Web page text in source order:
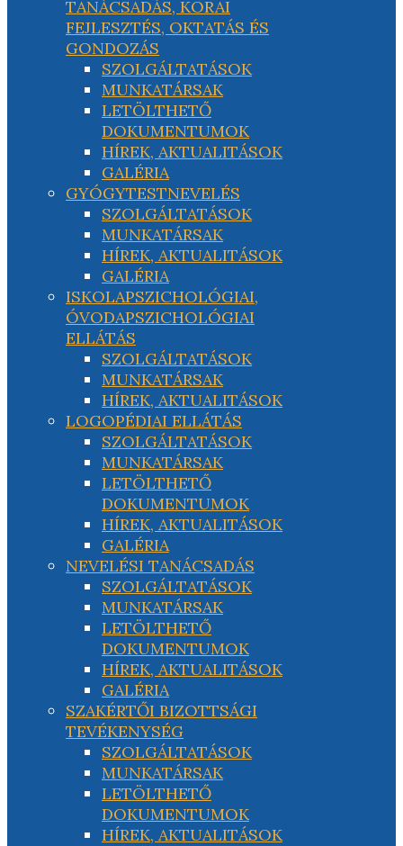
TANÁCSADÁS, KORAI
FEJLESZTÉS, OKTATÁS ÉS
GONDOZÁS
SZOLGÁLTATÁSOK
MUNKATÁRSAK
LETÖLTHETŐ
DOKUMENTUMOK
HÍREK, AKTUALITÁSOK
GALÉRIA
GYÓGYTESTNEVELÉS
SZOLGÁLTATÁSOK
MUNKATÁRSAK
HÍREK, AKTUALITÁSOK
GALÉRIA
ISKOLAPSZICHOLÓGIAI,
ÓVODAPSZICHOLÓGIAI
ELLÁTÁS
SZOLGÁLTATÁSOK
MUNKATÁRSAK
HÍREK, AKTUALITÁSOK
LOGOPÉDIAI ELLÁTÁS
SZOLGÁLTATÁSOK
MUNKATÁRSAK
LETÖLTHETŐ
DOKUMENTUMOK
HÍREK, AKTUALITÁSOK
GALÉRIA
NEVELÉSI TANÁCSADÁS
SZOLGÁLTATÁSOK
MUNKATÁRSAK
LETÖLTHETŐ
DOKUMENTUMOK
HÍREK, AKTUALITÁSOK
GALÉRIA
SZAKÉRTŐI BIZOTTSÁGI
TEVÉKENYSÉG
SZOLGÁLTATÁSOK
MUNKATÁRSAK
LETÖLTHETŐ
DOKUMENTUMOK
HÍREK, AKTUALITÁSOK